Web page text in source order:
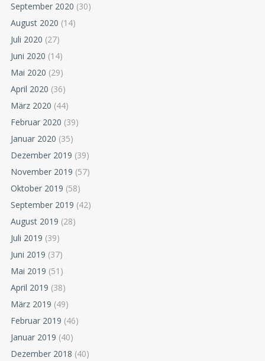
September 2020 (30)
August 2020 (14)
Juli 2020 (27)
Juni 2020 (14)
Mai 2020 (29)
April 2020 (36)
März 2020 (44)
Februar 2020 (39)
Januar 2020 (35)
Dezember 2019 (39)
November 2019 (57)
Oktober 2019 (58)
September 2019 (42)
August 2019 (28)
Juli 2019 (39)
Juni 2019 (37)
Mai 2019 (51)
April 2019 (38)
März 2019 (49)
Februar 2019 (46)
Januar 2019 (40)
Dezember 2018 (40)